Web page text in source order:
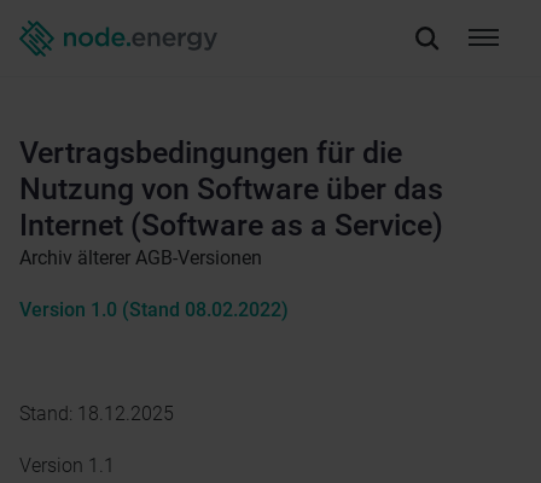
Vertragsbedingungen für die
Nutzung von Software über das
Internet (Software as a Service)
Archiv älterer AGB-Versionen
Version 1.0 (Stand 08.02.2022)
Stand: 18.12.2025
Version 1.1